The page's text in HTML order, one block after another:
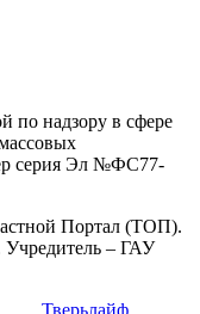
по надзору в сфере
серия Эл №ФС77-
Портал (ТОП).
– ГАУ